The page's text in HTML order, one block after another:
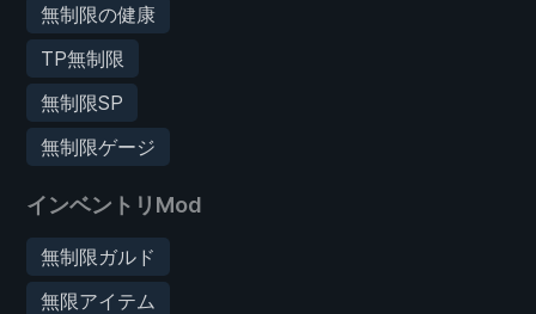
無制限の健康
TP無制限
無制限SP
無制限ゲージ
インベントリMod
無制限ガルド
無限アイテム